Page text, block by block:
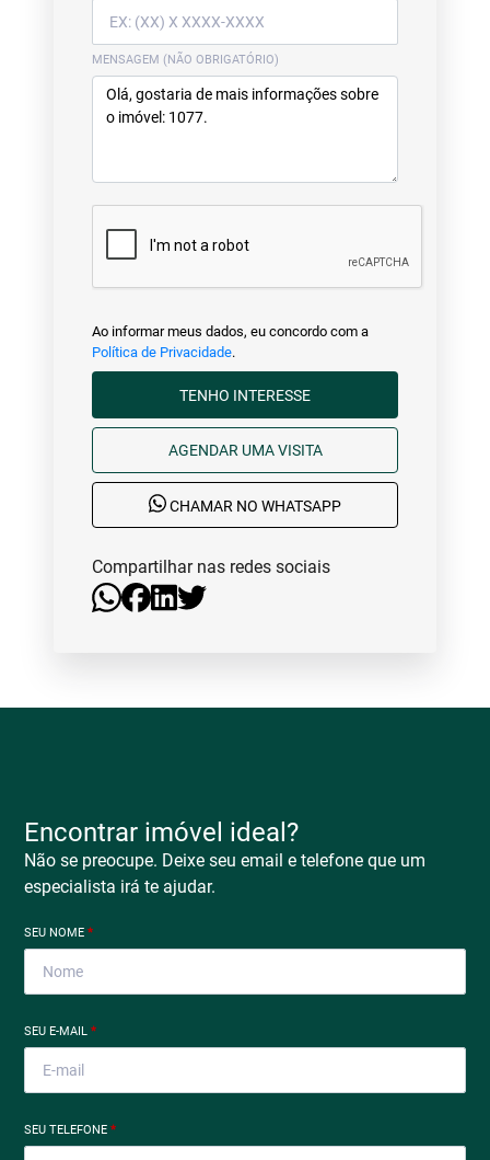
MENSAGEM (NÃO OBRIGATÓRIO)
Ao informar meus dados, eu concordo com a
Política de Privacidade.
TENHO INTERESSE
AGENDAR UMA VISITA
CHAMAR NO WHATSAPP
Compartilhar nas redes sociais
Encontrar imóvel ideal?
Não se preocupe. Deixe seu email e telefone que um
especialista irá te ajudar.
SEU NOME*
SEU E-MAIL*
SEU TELEFONE*